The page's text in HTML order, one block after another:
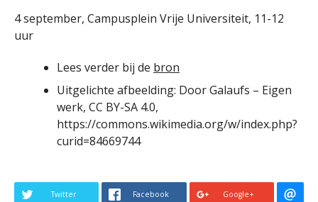
4 september, Campusplein Vrije Universiteit, 11-12
uur
Lees verder bij de bron
Uitgelichte afbeelding: Door Galaufs – Eigen
werk, CC BY-SA 4.0,
https://commons.wikimedia.org/w/index.php?
curid=84669744
Twitter Facebook Google+